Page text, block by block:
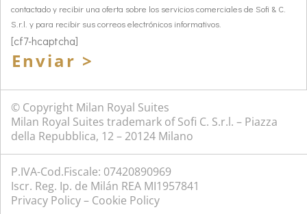
contactado y recibir una oferta sobre los servicios comerciales de Sofi & C.
S.r.l. y para recibir sus correos electrónicos informativos.
[cf7-hcaptcha]
Enviar >
© Copyright Milan Royal Suites
Milan Royal Suites trademark of Sofi C. S.r.l. – Piazza
della Repubblica, 12 – 20124 Milano
P.IVA-Cod.Fiscale: 07420890969
Iscr. Reg. Ip. de Milán REA MI1957841
Privacy Policy– Cookie Policy